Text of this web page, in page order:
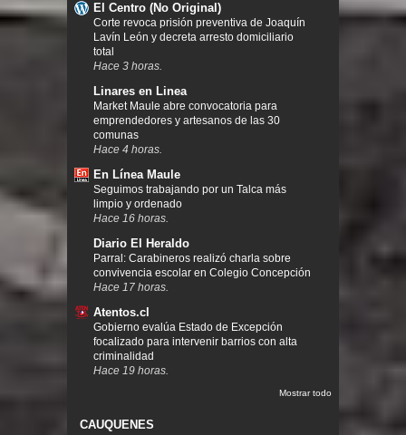
El Centro (No Original)
Corte revoca prisión preventiva de Joaquín
Lavín León y decreta arresto domiciliario
total
Hace 3 horas.
Linares en Linea
Market Maule abre convocatoria para
emprendedores y artesanos de las 30
comunas
Hace 4 horas.
En Línea Maule
Seguimos trabajando por un Talca más
limpio y ordenado
Hace 16 horas.
Diario El Heraldo
Parral: Carabineros realizó charla sobre
convivencia escolar en Colegio Concepción
Hace 17 horas.
Atentos.cl
Gobierno evalúa Estado de Excepción
focalizado para intervenir barrios con alta
criminalidad
Hace 19 horas.
Mostrar todo
CAUQUENES